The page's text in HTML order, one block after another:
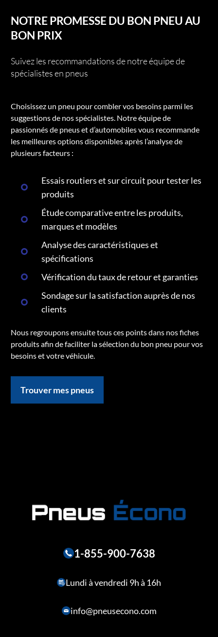
NOTRE PROMESSE DU BON PNEU AU
BON PRIX
Suivez les recommandations de notre équipe de
spécialistes en pneus
Choisissez un pneu pour combler vos besoins parmi les
suggestions de nos spécialistes. Notre équipe de
passionnés de pneus et d’automobiles vous recommande
les meilleures options disponibles après l’analyse de
plusieurs facteurs :
Essais routiers et sur circuit pour tester les
produits
Étude comparative entre les produits,
marques et modèles
Analyse des caractéristiques et
spécifications
Vérification du taux de retour et garanties
Sondage sur la satisfaction auprès de nos
clients
Nous regroupons ensuite tous ces points dans nos fiches
produits afin de faciliter la sélection du bon pneu pour vos
besoins et votre véhicule.
Trouver mes pneus
1-855-900-7638
Lundi à vendredi 9h à 16h
info@pneusecono.com